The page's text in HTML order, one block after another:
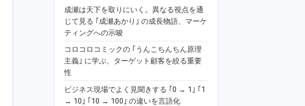
成瀬は天下を取りにいく。異なる視点を通
じて見る ｢成瀬あかり｣ の成長物語、マーケ
ティングへの示唆
コロコロコミックの ｢うんこちんちん原理
主義｣ に学ぶ、ターゲット顧客を絞る重要
性
ビジネス現場でよく見聞きする ｢0 → 1｣ ｢1
→ 10｣ ｢10 → 100｣ の違いを言語化